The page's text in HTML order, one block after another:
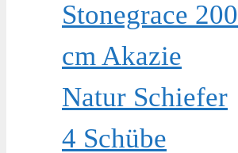
Stonegrace 200
cm Akazie
Natur Schiefer
4 Schübe